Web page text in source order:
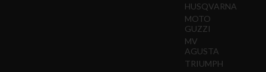
HUSQVARNA
MOTO
GUZZI
MV
AGUSTA
TRIUMPH